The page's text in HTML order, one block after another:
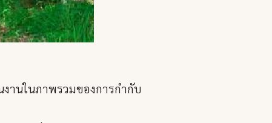
านในภาพรวมของการกำกับ